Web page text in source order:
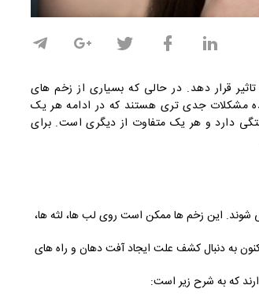
قرار دهد. در حالی که بسیاری از زخم های
مشکلات جدی تری هستند که در ادامه هر یک
دارد و هر یک متفاوت از دیگری است. برای
شوند. این زخم ها ممکن است روی لب ها، لثه ها،
کنون به دنبال کشف علت ایجاد آفت دهان و راه های
که به شرح زیر است: